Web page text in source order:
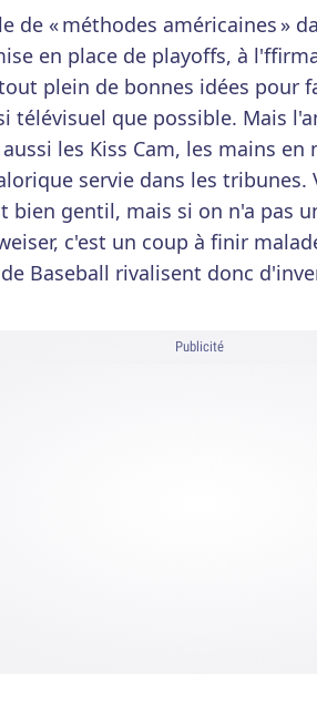
de « méthodes américaines »
en place de playoffs, à
plein de bonnes idées pour
télévisuel que possible. Mais
les Kiss Cam, les mains en
servie dans les tribunes.
bien gentil, mais si on n'a pas
c'est un coup à finir
Baseball rivalisent donc
Publicité